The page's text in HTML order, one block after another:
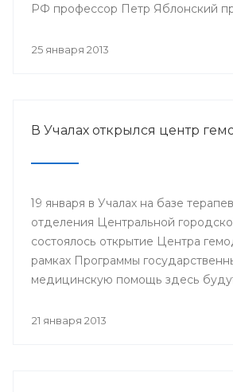
РФ профессор Петр Яблонский
доступы в торакальной хирургии».
ординаторы, интерны и студенты
25 января 2013
В Учалах открылся центр
19 января в Учалах на базе
отделения Центральной
состоялось открытие Центра
рамках Программы
медицинскую помощь здесь
недостаточностью.
21 января 2013